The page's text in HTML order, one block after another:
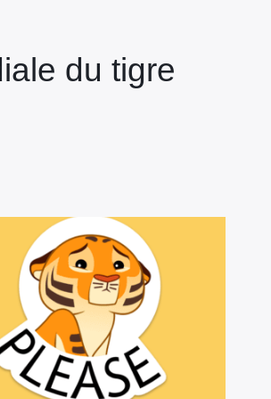
du tigre